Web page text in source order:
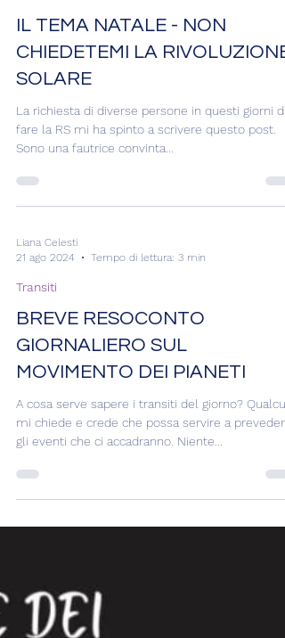
Il tema natale
IL TEMA NATALE - NON
CHIEDETEMI LA RIVOLUZIONE
SOLARE
La richiesta di diverse persone in questi giorni di
Sono una fautrice convinta...
21 ago 2024
Transiti
BREVE RESOCONTO
GIORNALIERO SUL
MOVIMENTO DEI PIANETI
A cosa serve sapere i transiti del giorno?
gli eventi che ci accadranno. Niente...